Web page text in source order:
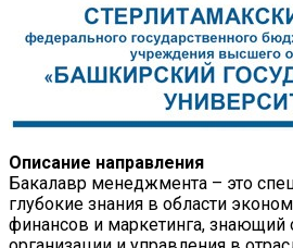
Описание направления
Бакалавр менеджмента – это
глубокие знания в области
финансов и маркетинга, знающий